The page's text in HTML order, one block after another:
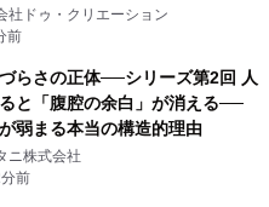
京・愛知で開催
社ドゥ・クリエーション
前
らさの正体──シリーズ第2回 人
と「腹腔の余白」が消える──
弱まる本当の構造的理由
ニ株式会社
前